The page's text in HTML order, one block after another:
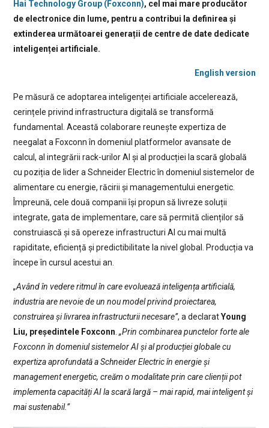
Hai Technology Group (Foxconn), cel mai mare producător
de electronice din lume, pentru a contribui la definirea și
extinderea următoarei generații de centre de date dedicate
inteligenței artificiale.
English version
Pe măsură ce adoptarea inteligenței artificiale accelerează,
cerințele privind infrastructura digitală se transformă
fundamental. Această colaborare reunește expertiza de
neegalat a Foxconn în domeniul platformelor avansate de
calcul, al integrării rack-urilor AI și al producției la scară globală
cu poziția de lider a Schneider Electric în domeniul sistemelor de
alimentare cu energie, răcirii și managementului energetic.
Împreună, cele două companii își propun să livreze soluții
integrate, gata de implementare, care să permită clienților să
construiască și să opereze infrastructuri AI cu mai multă
rapiditate, eficiență și predictibilitate la nivel global. Producția va
începe în cursul acestui an.
„Având în vedere ritmul în care evoluează inteligența artificială,
industria are nevoie de un nou model privind proiectarea,
construirea și livrarea infrastructurii necesare”, a declaratYoung
Liu, președintele Foxconn. „Prin combinarea punctelor forte ale
Foxconn în domeniul sistemelor AI și al producției globale cu
expertiza aprofundată a Schneider Electric în energie și
management energetic, creăm o modalitate prin care clienții pot
implementa capacități AI la scară largă – mai rapid, mai inteligent și
mai sustenabil.”